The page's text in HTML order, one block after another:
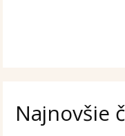
Najnovšie